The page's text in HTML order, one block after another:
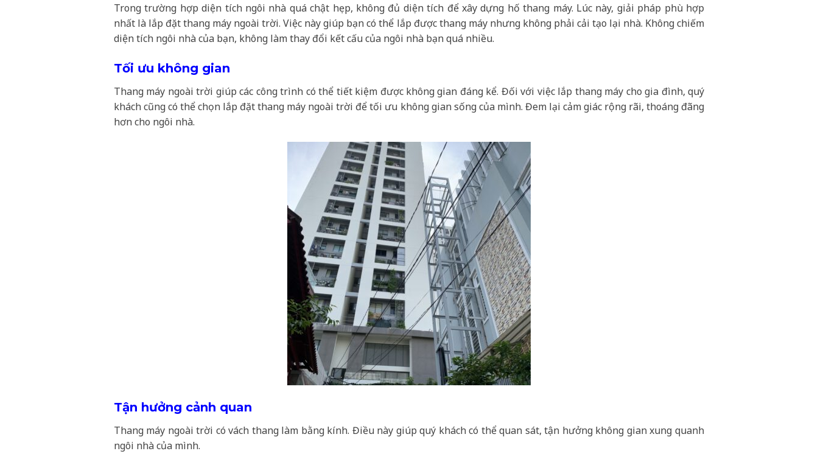
Trong trường hợp diện tích ngôi nhà quá chật hẹp, không đủ diện tích để xây dựng hố thang máy. Lúc này, giải pháp phù hợp
nhất là lắp đặt thang máy ngoài trời. Việc này giúp bạn có thể lắp được thang máy nhưng không phải cải tạo lại nhà. Không chiếm
diện tích ngôi nhà của bạn, không làm thay đổi kết cấu của ngôi nhà bạn quá nhiều.
Tối ưu không gian
Thang máy ngoài trời giúp các công trình có thể tiết kiệm được không gian đáng kể. Đối với việc lắp thang máy cho gia đình, quý
khách cũng có thể chọn lắp đặt thang máy ngoài trời để tối ưu không gian sống của mình. Đem lại cảm giác rộng rãi, thoáng đãng
hơn cho ngôi nhà.
Tận hưởng cảnh quan
Thang máy ngoài trời có vách thang làm bằng kính. Điều này giúp quý khách có thể quan sát, tận hưởng không gian xung quanh
ngôi nhà của mình.